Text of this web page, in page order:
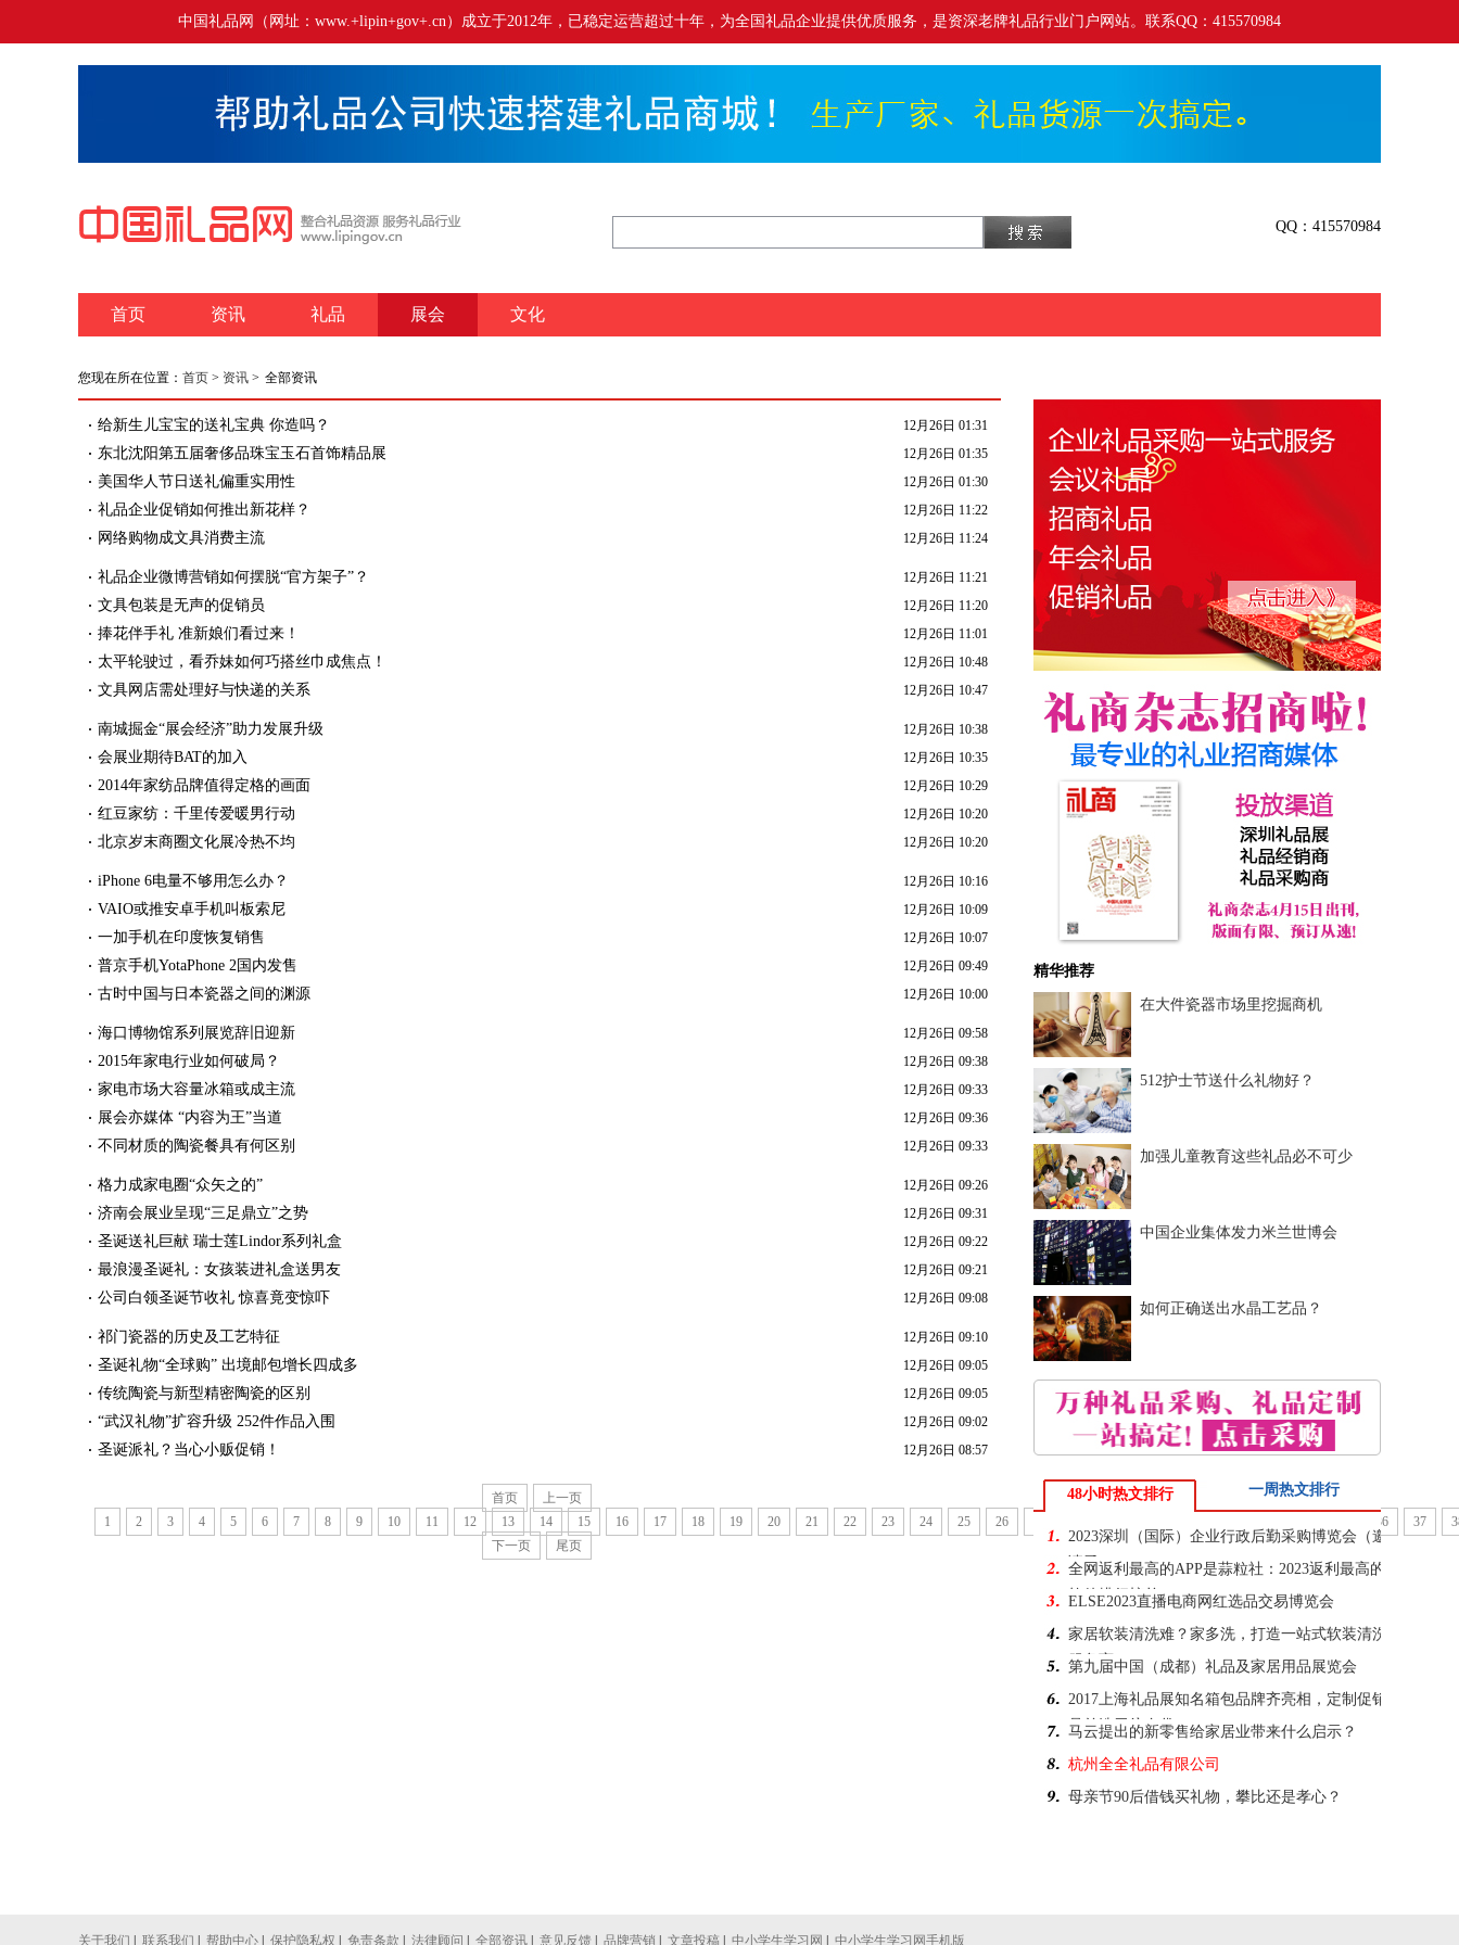
中国礼品网（网址：www.+lipin+gov+.cn）成立于2012年，已稳定运营超过十年，为全国礼品企业提供优质服务，是资深老牌礼品行业门户网站。联系QQ：415570984
QQ：415570984
首页 资讯 礼品 展会 文化
您现在所在位置： 首页 > 资讯 > 全部资讯
给新生儿宝宝的送礼宝典 你造吗？ 12月26日 01:31
东北沈阳第五届奢侈品珠宝玉石首饰精品展 12月26日 01:35
美国华人节日送礼偏重实用性 12月26日 01:30
礼品企业促销如何推出新花样？ 12月26日 11:22
网络购物成文具消费主流 12月26日 11:24
礼品企业微博营销如何摆脱“官方架子”？ 12月26日 11:21
文具包装是无声的促销员 12月26日 11:20
捧花伴手礼 准新娘们看过来！ 12月26日 11:01
太平轮驶过，看乔妹如何巧搭丝巾成焦点！ 12月26日 10:48
文具网店需处理好与快递的关系 12月26日 10:47
南城掘金“展会经济”助力发展升级 12月26日 10:38
会展业期待BAT的加入 12月26日 10:35
2014年家纺品牌值得定格的画面 12月26日 10:29
红豆家纺：千里传爱暖男行动 12月26日 10:20
北京岁末商圈文化展冷热不均 12月26日 10:20
iPhone 6电量不够用怎么办？ 12月26日 10:16
VAIO或推安卓手机叫板索尼 12月26日 10:09
一加手机在印度恢复销售 12月26日 10:07
普京手机YotaPhone 2国内发售 12月26日 09:49
古时中国与日本瓷器之间的渊源 12月26日 10:00
海口博物馆系列展览辞旧迎新 12月26日 09:58
2015年家电行业如何破局？ 12月26日 09:38
家电市场大容量冰箱或成主流 12月26日 09:33
展会亦媒体 “内容为王”当道 12月26日 09:36
不同材质的陶瓷餐具有何区别 12月26日 09:33
格力成家电圈“众矢之的” 12月26日 09:26
济南会展业呈现“三足鼎立”之势 12月26日 09:31
圣诞送礼巨献 瑞士莲Lindor系列礼盒 12月26日 09:22
最浪漫圣诞礼：女孩装进礼盒送男友 12月26日 09:21
公司白领圣诞节收礼 惊喜竟变惊吓 12月26日 09:08
祁门瓷器的历史及工艺特征 12月26日 09:10
圣诞礼物“全球购” 出境邮包增长四成多 12月26日 09:05
传统陶瓷与新型精密陶瓷的区别 12月26日 09:05
“武汉礼物”扩容升级 252件作品入围 12月26日 09:02
圣诞派礼？当心小贩促销！ 12月26日 08:57
首页
上一页
1
2 3 4 5 6 7 8 9 10 11 12 13 14 15 16 17 18 19 20 21 22 23 24 25 26 36 37
下一页
尾页
精华推荐
在大件瓷器市场里挖掘商机
512护士节送什么礼物好？
加强儿童教育这些礼品必不可少
中国企业集体发力米兰世博会
如何正确送出水晶工艺品？
48小时热文排行 一周热文排行
2023深圳（国际）企业行政后勤采购博览会（邀
请函）
全网返利最高的APP是蒜粒社：2023返利最高的
软件排行榜单
ELSE2023直播电商网红选品交易博览会
家居软装清洗难？家多洗，打造一站式软装清洗
服务商
第九届中国（成都）礼品及家居用品展览会
2017上海礼品展知名箱包品牌齐亮相，定制促销
品首选无纺布袋
马云提出的新零售给家居业带来什么启示？
杭州全全礼品有限公司
母亲节90后借钱买礼物，攀比还是孝心？
关于我们 联系我们 帮助中心 保护隐私权 免责条款 法律顾问 全部资讯 意见反馈 品牌营销 文章投稿 中小学生学习网 中小学生学习网手机版